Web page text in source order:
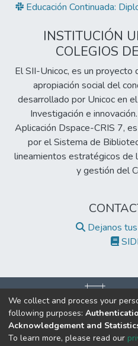
Educación Continuada:
INSTITUCIÓN
COLEGIOS
El SII-Unicoc, es un proyecto
apropiación social del
desarrollado por Unicoc en
Investigación e
Aplicación Dspace-CRIS 7,
por el Sistema de
lineamientos estratégicos de
y gestión del
Dejanos
©2017 Todos los
Institución de Educación Superior
We collect and process your
following purposes:
Acknowledgement and
To learn more, please read our